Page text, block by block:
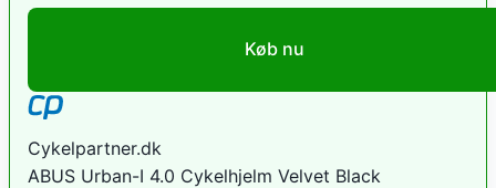
Køb nu
Cykelpartner.dk
ABUS Urban-I 4.0 Cykelhjelm Velvet Black